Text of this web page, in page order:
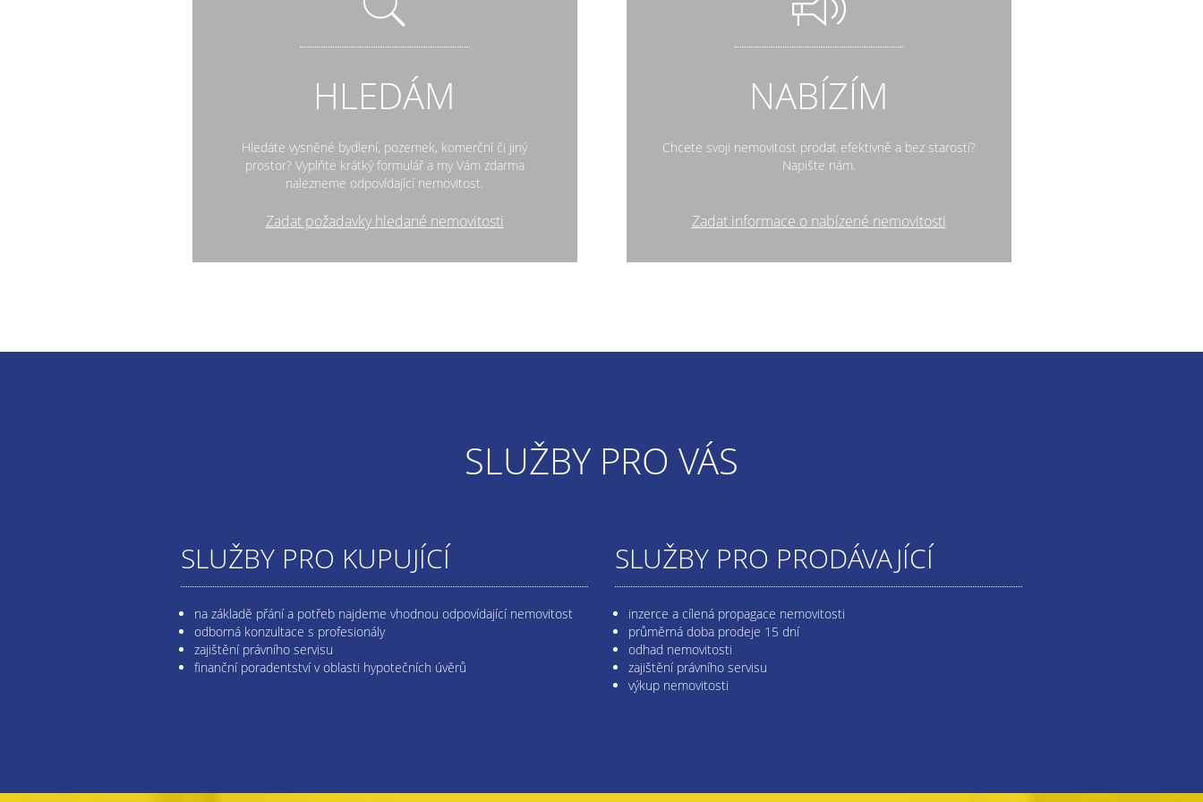
HLEDÁM
Hledáte vysněné bydlení, pozemek, komerční či jiný
prostor? Vyplňte krátký formulář a my Vám zdarma
nalezneme odpovídající nemovitost.
Zadat požadavky hledané nemovitosti
NABÍZÍM
Chcete svoji nemovitost prodat efektivně a bez starostí?
Napište nám.
Zadat informace o nabízené nemovitosti
SLUŽBY PRO VÁS
SLUŽBY PRO KUPUJÍCÍ
na základě přání a potřeb najdeme vhodnou odpovídající nemovitost
odborná konzultace s profesionály
zajištění právního servisu
finanční poradentství v oblasti hypotečních úvěrů
SLUŽBY PRO PRODÁVAJÍCÍ
inzerce a cílená propagace nemovitosti
průměrná doba prodeje 15 dní
odhad nemovitosti
zajištění právního servisu
výkup nemovitosti